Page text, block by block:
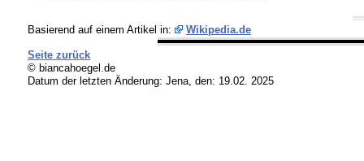
Basierend auf einem Artikel in: Wikipedia.de
Seite zurück
© biancahoegel.de
Datum der letzten Änderung: Jena, den: 19.02. 2025